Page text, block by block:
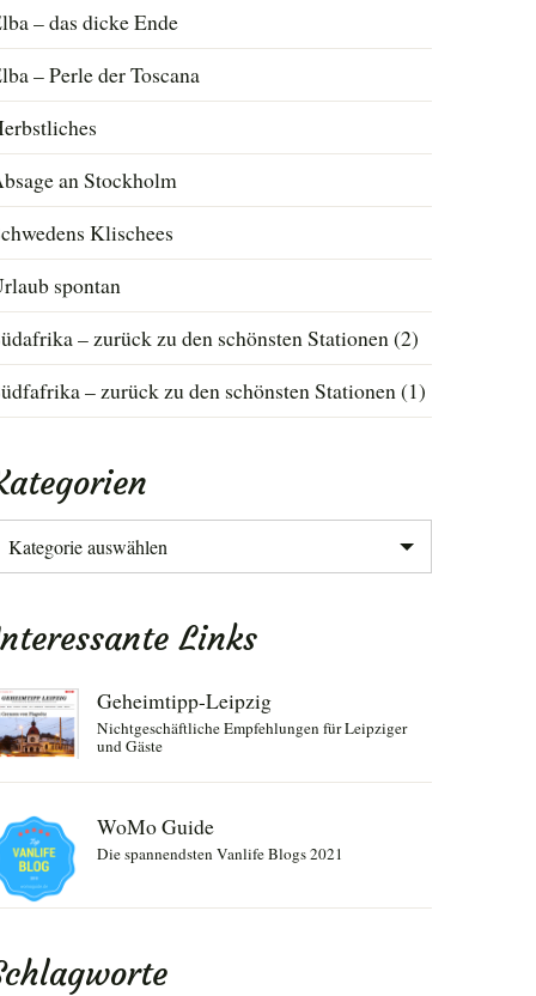
– das dicke Ende
– Perle der Toscana
an Stockholm
Klischees
spontan
– zurück zu den schönsten Stationen (2)
– zurück zu den schönsten Stationen (1)
Kategorien
Links
Geheimtipp-Leipzig
Nichtgeschäftliche Empfehlungen für Leipziger
und Gäste
WoMo Guide
Die spannendsten Vanlife Blogs 2021